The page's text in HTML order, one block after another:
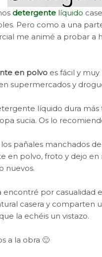
detergente líquido
Pero como a una
me animé a probar a
en polvo es fácil y
supermercados y
líquido dura
sucia. Os lo
pañales manchados
en polvo, froto y dejo en
nuevos.
encontré por casualidad
casera y comparten
la echéis un vistazo.
a la obra 🙂